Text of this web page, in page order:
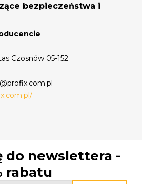
bezpieczeństwa i
Czosnów 05-152
do newslettera -
rabatu